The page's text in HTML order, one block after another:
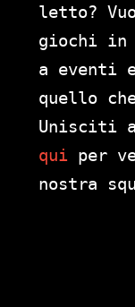
letto?
giochi in
a eventi
quello
Unisciti
qui per
nostra